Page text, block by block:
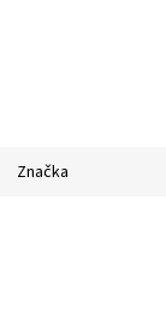
Značka